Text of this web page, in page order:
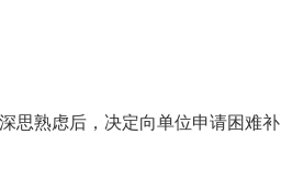
思熟虑后，决定向单位申请困难补